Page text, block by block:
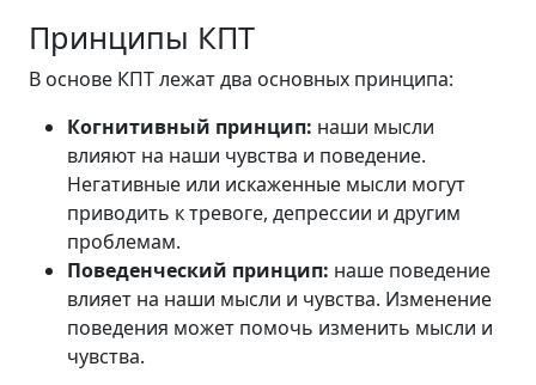
Принципы КПТ
В основе КПТ лежат два основных принципа:
Когнитивный принцип: наши мысли
влияют на наши чувства и поведение.
Негативные или искаженные мысли могут
приводить к тревоге, депрессии и другим
проблемам.
Поведенческий принцип: наше поведение
влияет на наши мысли и чувства. Изменение
поведения может помочь изменить мысли и
чувства.